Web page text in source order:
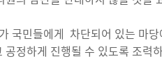
국민들에게 차단되어 있는 마
정하게 진행될 수 있도록 조력